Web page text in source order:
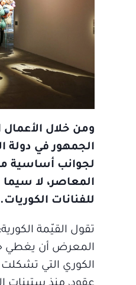
ومن خلال
الجمهور في دولة
لجوانب أساسية
المعاصر، لا سيما
للفنانات الكوريات.
تقول القيّمة
المعرض أن يغطي
الكوري التي